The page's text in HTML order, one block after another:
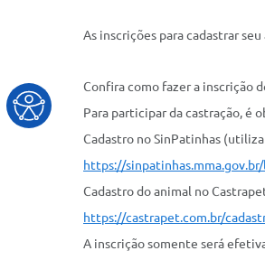
As inscrições para cadastrar
Confira como fazer a inscrição
Para participar da castração, é
Cadastro no SinPatinhas
https://
Cadastro do animal no
https://castrapet.com.br/
A inscrição somente será